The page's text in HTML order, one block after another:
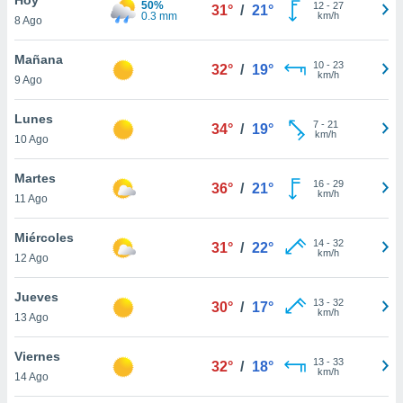
y
en
más
de
8 Ago
50%
0.3 mm
31° / 21° 12- 27
km/h
Mañana
9 Ago
32° / 19° 10- 23
km/h
Lunes
10 Ago
34° / 19° 7- 21
km/h
Martes
11 Ago
36° / 21° 16- 29
km/h
Miércoles
12 Ago
31° / 22° 14- 32
km/h
Jueves
13 Ago
30° / 17° 13- 32
km/h
Viernes
14 Ago
32° / 18° 13- 33
km/h